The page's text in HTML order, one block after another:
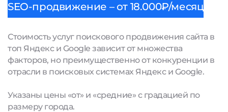
SEO-продвижение – от 18.000₽/месяц
Стоимость услуг поискового продвижения сайта в
топ Яндекс и Google зависит от множества
факторов, но преимущественно от конкуренции в
отрасли в поисковых системах Яндекс и Google.
Указаны цены «от» и «средние» с градацией по
размеру города.